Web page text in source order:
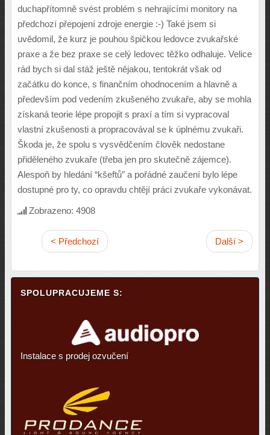
duchapřítomně svést problém s nehrajícími monitory na
předchozí přepojení zdroje energie :-) Také jsem si
uvědomil, že kurz je pouhou špičkou ledovce zvukařské
praxe a že bez praxe se celý ledovec těžko odhaluje. Velice
rád bych si dal stáž ještě nějakou, tentokrát však od
začátku do konce, s finančním ohodnocením a hlavně a
především pod vedením zkušeného zvukaře, aby se mohla
získaná teorie lépe propojit s praxí a tím si vypracoval
vlastní zkušenosti a propracovával se k úplnému zvukaři.
Škoda je, že spolu s vysvědčením člověk nedostane
přiděleného zvukaře (třeba jen pro skutečně zájemce).
Alespoň by hledání “kšeftů” a pořádné zaučení bylo lépe
dostupné pro ty, co opravdu chtějí práci zvukaře vykonávat.
Zobrazeno: 4908
< Předchozí Další >
SPOLUPRACUJEME S:
Instalace s prodej ozvučení